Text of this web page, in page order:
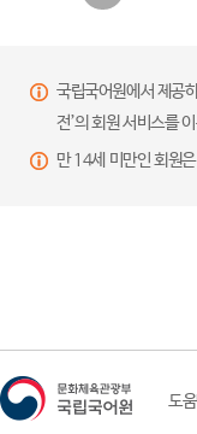
국립국어원에서 제공
전’의 회원 서비스를
만 14세 미만인 회원
도